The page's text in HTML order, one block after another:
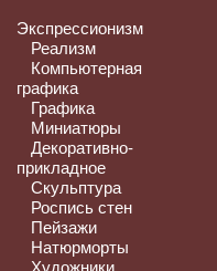
Экспрессионизм
Реализм
Компьютерная
графика
Графика
Миниатюры
Декоративно-
прикладное
Скульптура
Роспись стен
Пейзажи
Натюрморты
Художники